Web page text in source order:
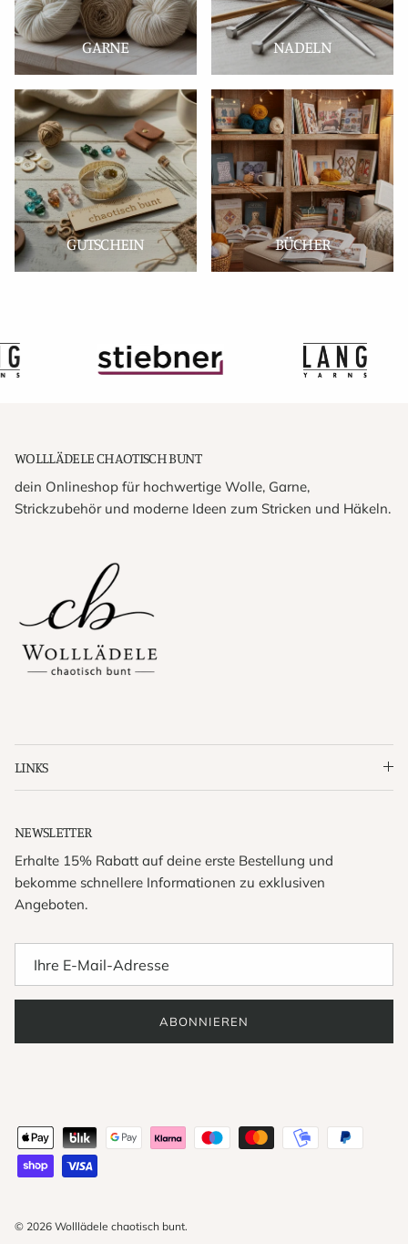
GARNE NADELN
GUTSCHEIN BÜCHER
WOLLLÄDELE CHAOTISCH BUNT
dein Onlineshop für hochwertige Wolle, Garne,
Strickzubehör und moderne Ideen zum Stricken und Häkeln.
LINKS
NEWSLETTER
Erhalte 15% Rabatt auf deine erste Bestellung und
bekomme schnellere Informationen zu exklusiven
Angeboten.
ABONNIEREN
© 2026 Wolllädele chaotisch bunt.